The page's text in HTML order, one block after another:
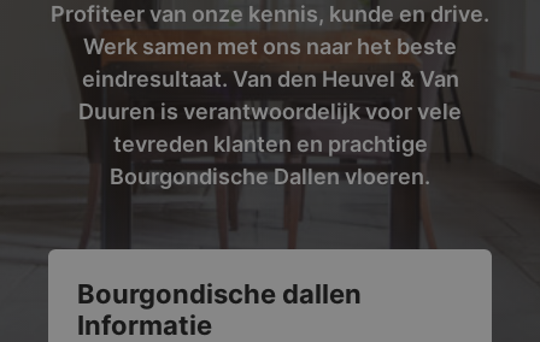
Profiteer van onze kennis, kunde en drive.
Werk samen met ons naar het beste
eindresultaat. Van den Heuvel & Van
Duuren is verantwoordelijk voor vele
tevreden klanten en prachtige
Bourgondische Dallen vloeren.
Bourgondische dallen
Informatie